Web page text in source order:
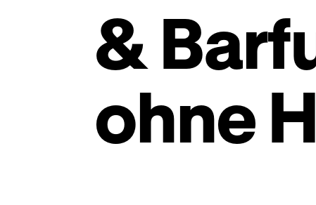
&
ohne